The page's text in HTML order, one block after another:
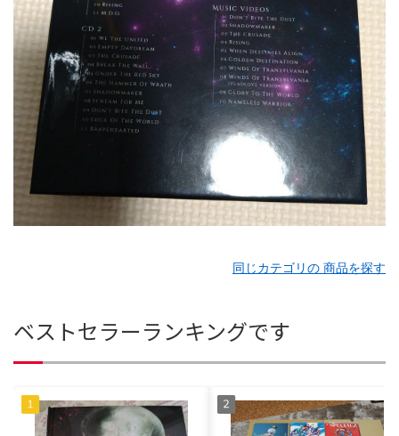
同じカテゴリの 商品を探す
ベストセラーランキングです